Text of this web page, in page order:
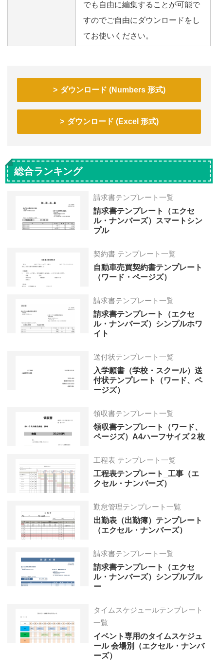
でも自由に編集することが可能で
すのでご自由にダウンロードをし
てお使いください。
ダウンロード (Numbers 形式)
ダウンロード (Excel 形式)
総合ランキング
請求書テンプレート一覧
請求書テンプレート（エクセ
ル・ナンバーズ）スマートシン
プル
契約書 テンプレート一覧
自動車売買契約書テンプレート
（ワード・ページズ）
請求書テンプレート一覧
請求書テンプレート（エクセ
ル・ナンバーズ）シンプルホワ
イト
送付状テンプレート一覧
入学願書（学校・スクール）送
付状テンプレート（ワード、ペ
ージズ）
領収書テンプレート一覧
領収書テンプレート（ワード、
ページズ）A4ハーフサイズ２枚
工程表 テンプレート一覧
工程表テンプレート_工事（エ
クセル・ナンバーズ）
勤怠管理テンプレート一覧
出勤表（出勤簿）テンプレート
（エクセル・ナンバーズ）
請求書テンプレート一覧
請求書テンプレート（エクセ
ル・ナンバーズ）シンプルブル
ー
タイムスケジュールテンプレート
一覧
イベント専用のタイムスケジュ
ール 会場別（エクセル・ナンバ
ーズ）